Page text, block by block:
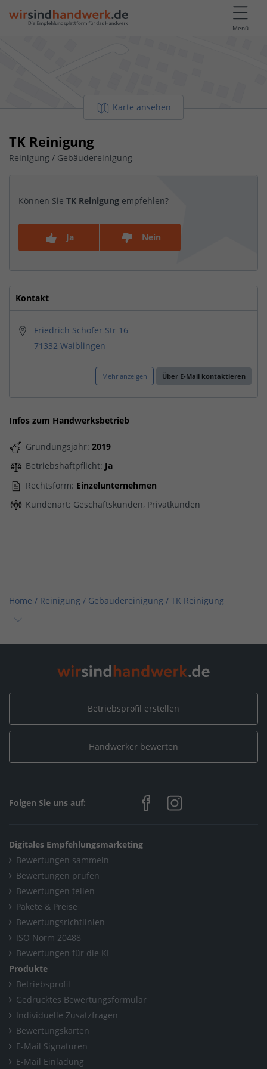
Menü
Karte ansehen
TK Reinigung
Reinigung / Gebäudereinigung
Können Sie TK Reinigung empfehlen?
Ja Nein
Kontakt
Friedrich Schofer Str 16
71332 Waiblingen
Mehr anzeigen Über E-Mail kontaktieren
Infos zum Handwerksbetrieb
Gründungsjahr: 2019
Betriebshaftpflicht: Ja
Rechtsform: Einzelunternehmen
Kundenart: Geschäftskunden, Privatkunden
Home / Reinigung / Gebäudereinigung / TK Reinigung
Home / Baden-Württemberg / Waiblingen / TK Reinigung
Betriebsprofil erstellen
Handwerker bewerten
Folgen Sie uns auf:
Digitales Empfehlungsmarketing
Bewertungen sammeln
Bewertungen prüfen
Bewertungen teilen
Pakete & Preise
Bewertungsrichtlinien
ISO Norm 20488
Bewertungen für die KI
Produkte
Betriebsprofil
Gedrucktes Bewertungsformular
Individuelle Zusatzfragen
Bewertungskarten
E-Mail Signaturen
E-Mail Einladung